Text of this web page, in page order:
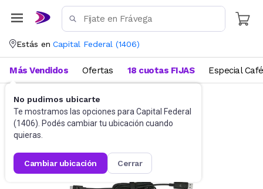
Estás en Capital Federal (1406)
No pudimos ubicarte
Te mostramos las opciones para Capital Federal
(1406). Podés cambiar tu ubicación cuando
quieras.
cambiar ubicación cerrar
Más Vendidos Ofertas 18 cuotas FIJAS Especial Café
Accesorios de Informática